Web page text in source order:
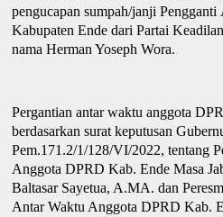
pengucapan sumpah/janjiPengganti
Kabupaten Ende dari Partai
nama Herman Yoseph Wora.
Pergantian antar waktu anggota
berdasarkan surat keputusan
Pem.171.2/1/128/VI/2022, tentang
Anggota DPRD Kab. Ende Masa
Baltasar Sayetua, A.MA. dan
Antar Waktu Anggota DPRD Kab.